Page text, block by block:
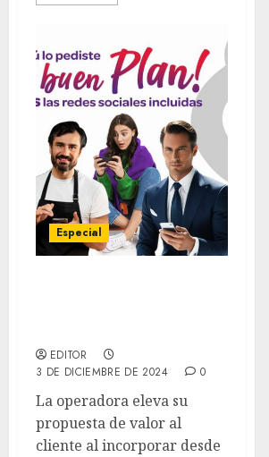
Especial
EDITOR
3 DE DICIEMBRE DE 2024
0
La operadora eleva su
propuesta de valor al
cliente al incorporar desde